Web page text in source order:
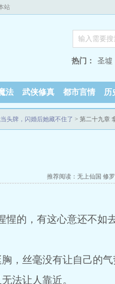
站
热门： 圣墟
法 武侠修真 都市言情 历
头牌，闪婚后她藏不住了 > 第二十九章
推荐阅读： 无上仙国 修
惺的，有这心意还不如
，丝毫没有让自己的
法让人靠近。